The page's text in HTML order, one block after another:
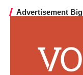
Advertisement Big